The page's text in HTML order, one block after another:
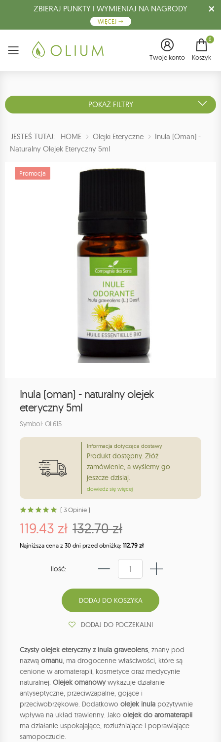
ZBIERAJ PUNKTY I WYMIENIAJ NA NAGRODY
WIĘCEJ
Menu Twoje konto
0
Koszyk
POKAŻ FILTRY
JESTEŚ TUTAJ: HOME Olejki Eteryczne
Inula (oman) -
Naturalny Olejek Eteryczny 5ml
Promocja
Inula (oman) - naturalny olejek
eteryczny 5ml
Symbol: OL615
Informacja dotycząca dostawy
Produkt dostępny. Złóż
zamówienie, a wyślemy go
jeszcze dzisiaj.
dowiedz się więcej
( 3 Opinie )
119.43 zł 132.70 zł
Najniższa cena z 30 dni przed obniżką: 112.79 zł
Ilość:
DODAJ DO POCZEKALNI
Czysty olejek eteryczny z inula graveolens, znany pod
nazwą omanu, ma drogocenne właściwości, które są
cenione w aromaterapii, kosmetyce oraz medycynie
naturalnej. Olejek omanowywykazuje działanie
antyseptyczne, przeciwzapalne, gojące i
przeciwobrzękowe. Dodatkowo olejek inula pozytywnie
wpływa na układ trawienny. Jako olejek do aromaterapii
ma działanie uspokajające, rozluźniające i poprawiające
samopoczucie.